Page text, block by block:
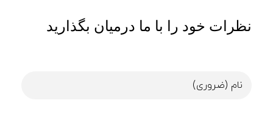
نظرات خود را با ما درمیان بگذارید